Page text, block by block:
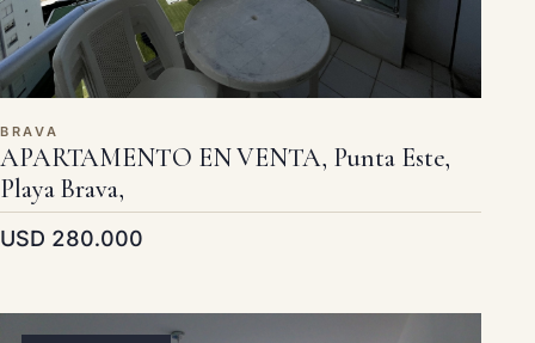
BRAVA
APARTAMENTO EN VENTA, Punta Este,
Playa Brava,
USD 280.000